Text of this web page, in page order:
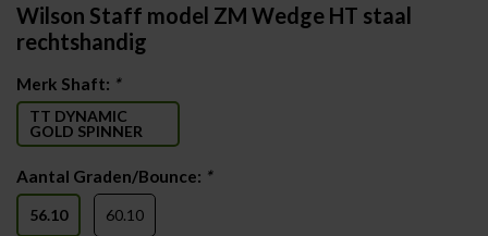
Wilson Staff model ZM Wedge HT staal
rechtshandig
Merk Shaft: *
TT DYNAMIC
GOLD SPINNER
Aantal Graden/Bounce: *
56.10 60.10